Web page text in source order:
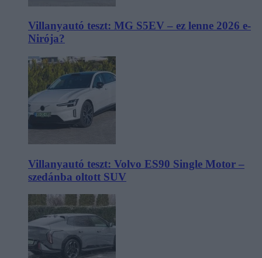
Villanyautó teszt: MG S5EV – ez lenne 2026 e-
Nirója?
Villanyautó teszt: Volvo ES90 Single Motor –
szedánba oltott SUV